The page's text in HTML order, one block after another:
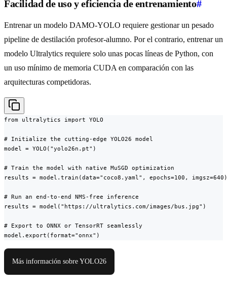
Facilidad de uso y eficiencia de entrenamiento#
Entrenar un modelo DAMO-YOLO requiere gestionar un pesado
pipeline de destilación profesor-alumno. Por el contrario, entrenar un
modelo Ultralytics requiere solo unas pocas líneas de Python, con
un uso mínimo de memoria CUDA en comparación con las
arquitecturas competidoras.
from ultralytics import YOLO
# Initialize the cutting-edge YOLO26 model
model = YOLO("yolo26n.pt")
# Train the model with native MuSGD optimization
results = model.train(data="coco8.yaml", epochs=100, imgsz=640)
# Run an end-to-end NMS-free inference
results = model("https://ultralytics.com/images/bus.jpg")
# Export to ONNX or TensorRT seamlessly
model.export(format="onnx")
Más información sobre YOLO26